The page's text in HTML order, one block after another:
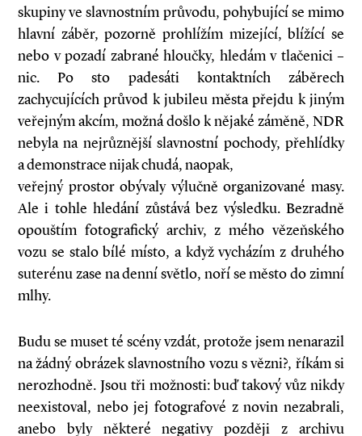
skupiny ve slavnostním průvodu, pohybující se mimo
hlavní záběr, pozorně prohlížím mizející, blížící se
nebo v pozadí zabrané hloučky, hledám v tlačenici –
nic. Po sto padesáti kontaktních záběrech
zachycujících průvod k jubileu města přejdu k jiným
veřejným akcím, možná došlo k nějaké záměně, NDR
nebyla na nejrůznější slavnostní pochody, přehlídky
a demonstrace nijak chudá, naopak,
veřejný prostor obývaly výlučně organizované masy.
Ale i tohle hledání zůstává bez výsledku. Bezradně
opouštím fotografický archiv, z mého vězeňského
vozu se stalo bílé místo, a když vycházím z druhého
suterénu zase na denní světlo, noří se město do zimní
mlhy.
Budu se muset té scény vzdát, protože jsem nenarazil
na žádný obrázek slavnostního vozu s vězni?, říkám si
nerozhodně. Jsou tři možnosti: buď takový vůz nikdy
neexistoval, nebo jej fotografové z novin nezabrali,
anebo byly některé negativy později z archivu